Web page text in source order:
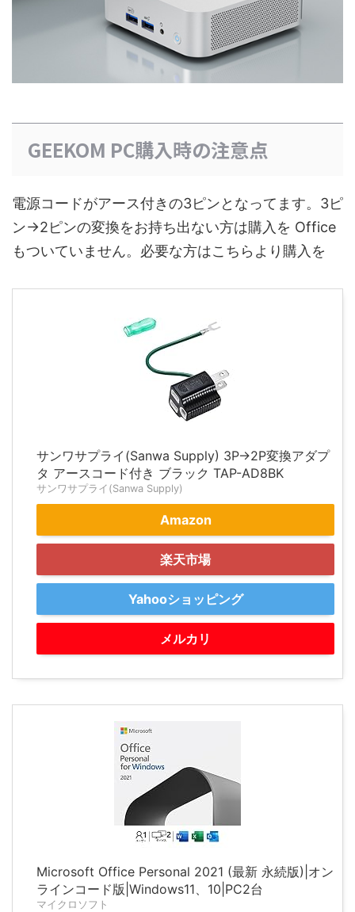
GEEKOM PC購入時の注意点
電源コードがアース付きの3ピンとなってます。3ピ
ン→2ピンの変換をお持ち出ない方は購入を Office
もついていません。必要な方はこちらより購入を
サンワサプライ(Sanwa Supply) 3P→2P変換アダプ
タ アースコード付き ブラック TAP-AD8BK
サンワサプライ(Sanwa Supply)
Amazon
楽天市場
Yahooショッピング
メルカリ
Microsoft Office Personal 2021 (最新 永続版)|オン
ラインコード版|Windows11、10|PC2台
マイクロソフト